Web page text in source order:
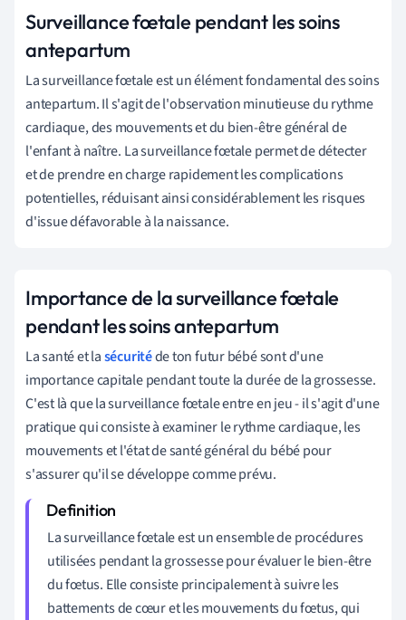
Surveillance fœtale pendant les soins
antepartum
La surveillance fœtale est un élément fondamental des soins
antepartum. Il s'agit de l'observation minutieuse du rythme
cardiaque, des mouvements et du bien-être général de
l'enfant à naître. La surveillance fœtale permet de détecter
et de prendre en charge rapidement les complications
potentielles, réduisant ainsi considérablement les risques
d'issue défavorable à la naissance.
Importance de la surveillance fœtale
pendant les soins antepartum
La santé et lasécuritéde ton futur bébé sont d'une
importance capitale pendant toute la durée de la grossesse.
C'est là que la surveillance fœtale entre en jeu - il s'agit d'une
pratique qui consiste à examiner le rythme cardiaque, les
mouvements et l'état de santé général du bébé pour
s'assurer qu'il se développe comme prévu.
La surveillance fœtale est un ensemble de procédures
utilisées pendant la grossesse pour évaluer le bien-être
du fœtus. Elle consiste principalement à suivre les
battements de cœur et les mouvements du fœtus, qui